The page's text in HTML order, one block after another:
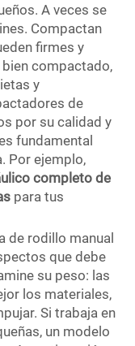
A veces se
Compactan
firmes y
compactado,
y
de
por su calidad y
fundamental
Por ejemplo,
completo de
para tus
de rodillo manual
que debe
su peso: las
los materiales,
Si trabaja en
un modelo